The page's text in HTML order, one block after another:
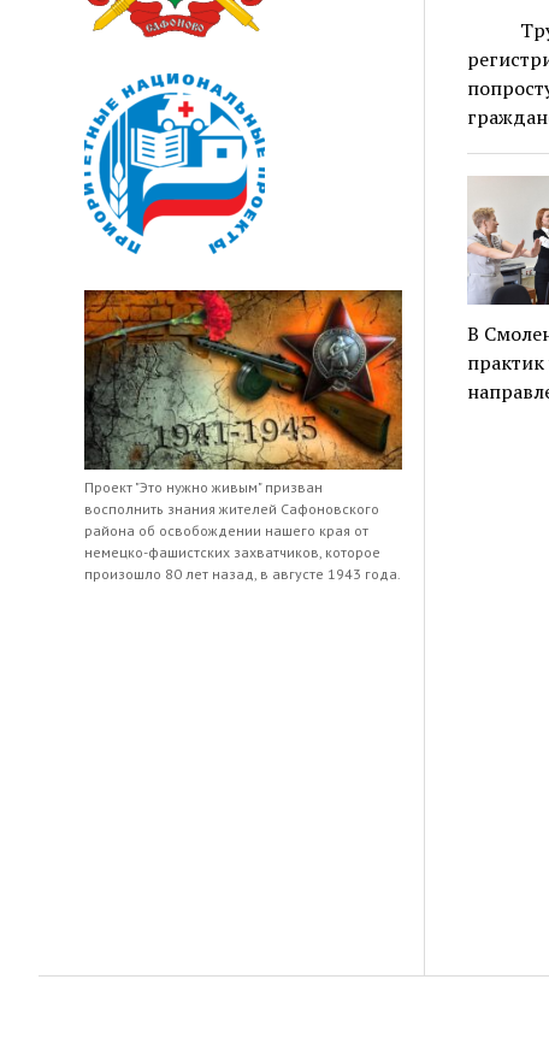
Проект "Это нужно живым" призван
восполнить знания жителей Сафоновского
района об освобождении нашего края от
немецко-фашистских захватчиков, которое
произошло 80 лет назад, в августе 1943 года.
В